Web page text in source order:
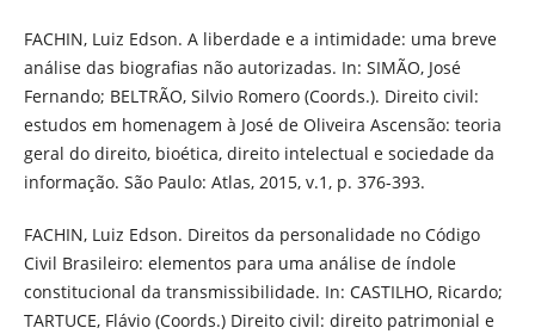
FACHIN, Luiz Edson. A liberdade e a intimidade: uma breve
análise das biografias não autorizadas. In: SIMÃO, José
Fernando; BELTRÃO, Silvio Romero (Coords.). Direito civil:
estudos em homenagem à José de Oliveira Ascensão: teoria
geral do direito, bioética, direito intelectual e sociedade da
informação. São Paulo: Atlas, 2015, v.1, p. 376-393.
FACHIN, Luiz Edson. Direitos da personalidade no Código
Civil Brasileiro: elementos para uma análise de índole
constitucional da transmissibilidade. In: CASTILHO, Ricardo;
TARTUCE, Flávio (Coords.) Direito civil: direito patrimonial e